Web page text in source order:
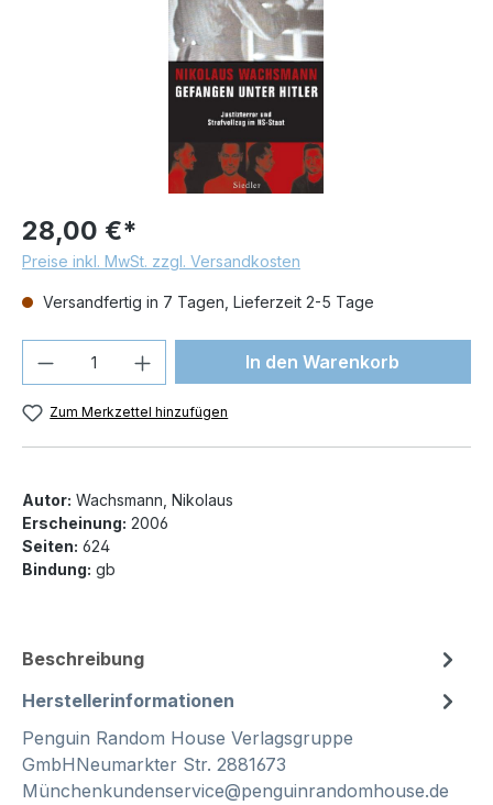
28,00 €*
Preise inkl. MwSt. zzgl. Versandkosten
Versandfertig in 7 Tagen, Lieferzeit 2-5 Tage
Produkt Anzahl: Gib denIn den Warenkorb
Zum Merkzettel hinzufügen
Autor: Wachsmann, Nikolaus
Erscheinung: 2006
Seiten: 624
Bindung: gb
Beschreibung
Herstellerinformationen
Penguin Random House Verlagsgruppe
GmbHNeumarkter Str. 2881673
Münchenkundenservice@penguinrandomhouse.de